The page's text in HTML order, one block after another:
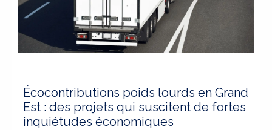
Écocontributions poids lourds en Grand
Est : des projets qui suscitent de fortes
inquiétudes économiques